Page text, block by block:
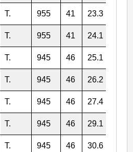
T. 955 41 23.3
T. 955 41 24.1
T. 945 46 25.1
T. 945 46 26.2
T. 945 46 27.4
T. 945 46 29.1
T. 945 46 30.6